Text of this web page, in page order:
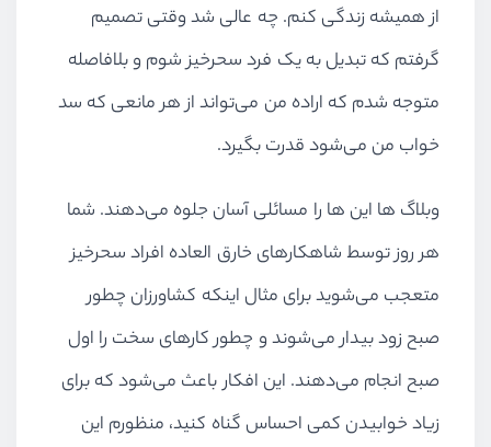
از همیشه زندگی کنم. چه عالی شد وقتی تصمیم
گرفتم که تبدیل به یک فرد سحرخیز شوم و بلافاصله
متوجه شدم که اراده من می‌تواند از هر مانعی که سد
خواب من می‌شود قدرت بگیرد.
وبلاگ ها این ها را مسائلی آسان جلوه می‌دهند. شما
هر روز توسط شاهکارهای خارق العاده افراد سحرخیز
متعجب می‌شوید برای مثال اینکه کشاورزان چطور
صبح زود بیدار می‌شوند و چطور کارهای سخت را اول
صبح انجام می‌دهند. این افکار باعث می‌شود که برای
زیاد خوابیدن کمی احساس گناه کنید، منظورم این